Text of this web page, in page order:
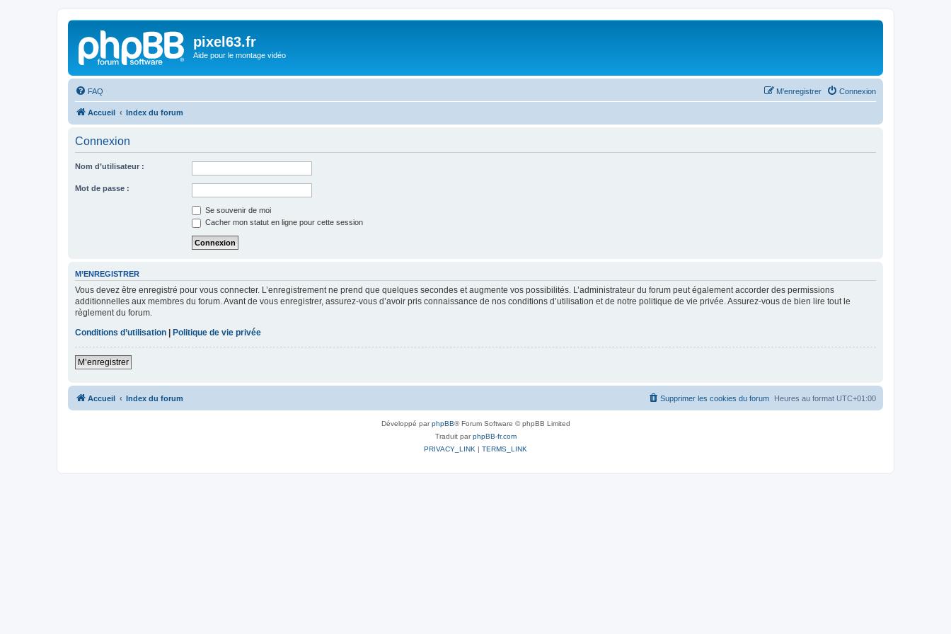
pixel63.fr
Aide pour le montage vidéo
FAQ Connexion
M’enregistrer
Accueil Index du forum
Connexion
Nom d’utilisateur :
Mot de passe :
Se souvenir de moi
Cacher mon statut en ligne pour cette session
M’ENREGISTRER
Vous devez être enregistré pour vous connecter. L’enregistrement ne prend que quelques secondes et augmente vos possibilités. L’administrateur du forum peut également accorder des permissions
additionnelles aux membres du forum. Avant de vous enregistrer, assurez-vous d’avoir pris connaissance de nos conditions d’utilisation et de notre politique de vie privée. Assurez-vous de bien lire tout le
règlement du forum.
Conditions d’utilisation
Politique de vie privée
M’enregistrer
Accueil Index du forum Heures au format UTC+01:00
Supprimer les cookies du forum
Développé parphpBB® Forum Software © phpBB Limited
Traduit parphpBB-fr.com
PRIVACY_LINK | TERMS_LINK